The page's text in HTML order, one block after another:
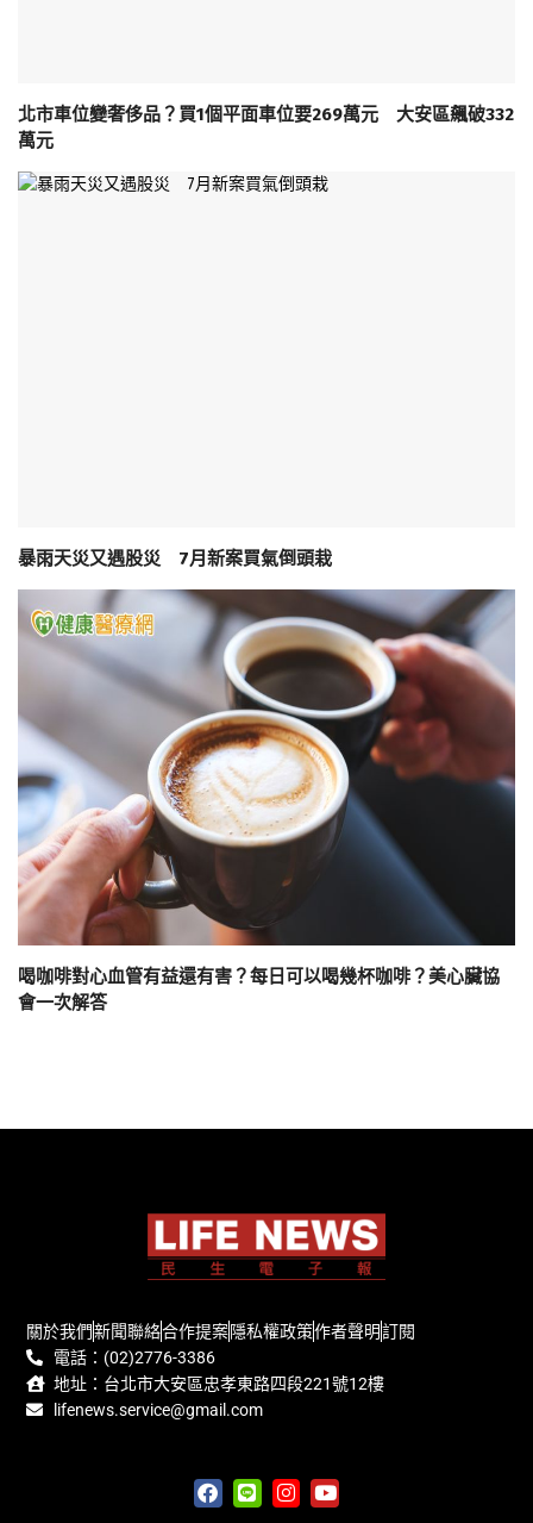
北市車位變奢侈品？買1個平面車位要269萬元 大安區飆破332
萬元
暴雨天災又遇股災 7月新案買氣倒頭栽
喝咖啡對心血管有益還有害？每日可以喝幾杯咖啡？美心臟協
會一次解答
關於我們新聞聯絡合作提案隱私權政策作者聲明訂閱
電話：(02)2776-3386
地址：台北市大安區忠孝東路四段221號12樓
lifenews.service@gmail.com